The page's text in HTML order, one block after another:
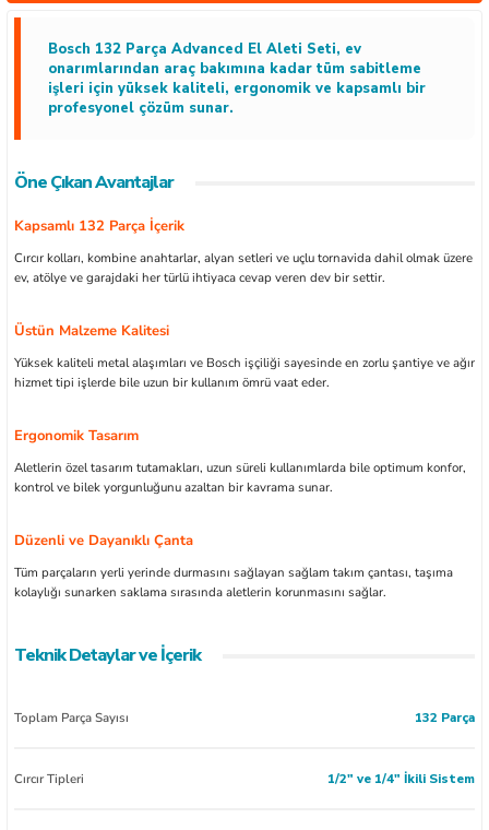
Bosch 132 Parça Advanced El Aleti Seti, ev
onarımlarından araç bakımına kadar tüm sabitleme
işleri için yüksek kaliteli, ergonomik ve kapsamlı bir
profesyonel çözüm sunar.
Öne Çıkan Avantajlar
Kapsamlı 132 Parça İçerik
Cırcır kolları, kombine anahtarlar, alyan setleri ve uçlu tornavida dahil olmak üzere
ev, atölye ve garajdaki her türlü ihtiyaca cevap veren dev bir settir.
Üstün Malzeme Kalitesi
Yüksek kaliteli metal alaşımları ve Bosch işçiliği sayesinde en zorlu şantiye ve ağır
hizmet tipi işlerde bile uzun bir kullanım ömrü vaat eder.
Ergonomik Tasarım
Aletlerin özel tasarım tutamakları, uzun süreli kullanımlarda bile optimum konfor,
kontrol ve bilek yorgunluğunu azaltan bir kavrama sunar.
Düzenli ve Dayanıklı Çanta
Tüm parçaların yerli yerinde durmasını sağlayan sağlam takım çantası, taşıma
kolaylığı sunarken saklama sırasında aletlerin korunmasını sağlar.
Teknik Detaylar ve İçerik
Toplam Parça Sayısı 132 Parça
Cırcır Tipleri 1/2" ve 1/4" İkili Sistem